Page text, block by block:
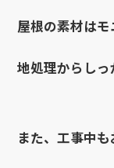
屋根の素材は
地処理からしっ
また、工事中